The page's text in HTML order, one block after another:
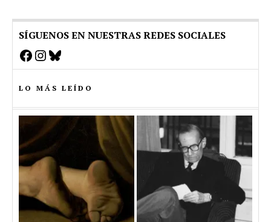
SÍGUENOS EN NUESTRAS REDES SOCIALES
Facebook
Instagram
Bluesky
LO MÁS LEÍDO